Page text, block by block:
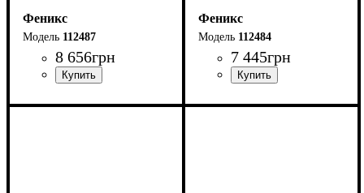
Феникс
112487
8 656грн
Феникс
112484
7 445грн